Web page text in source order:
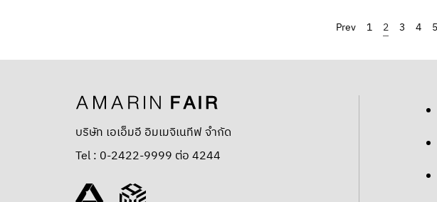
1 2 3 4 5
บริษัท เอเอ็มอี อิมเมจิเนทีฟ จำกัด
Tel : 0-2422-9999 ต่อ 4244